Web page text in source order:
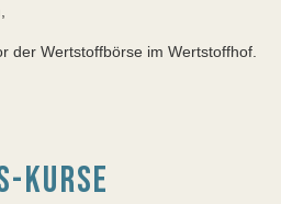
der Wertstoffbörse im Wertstoffhof.
KURSE